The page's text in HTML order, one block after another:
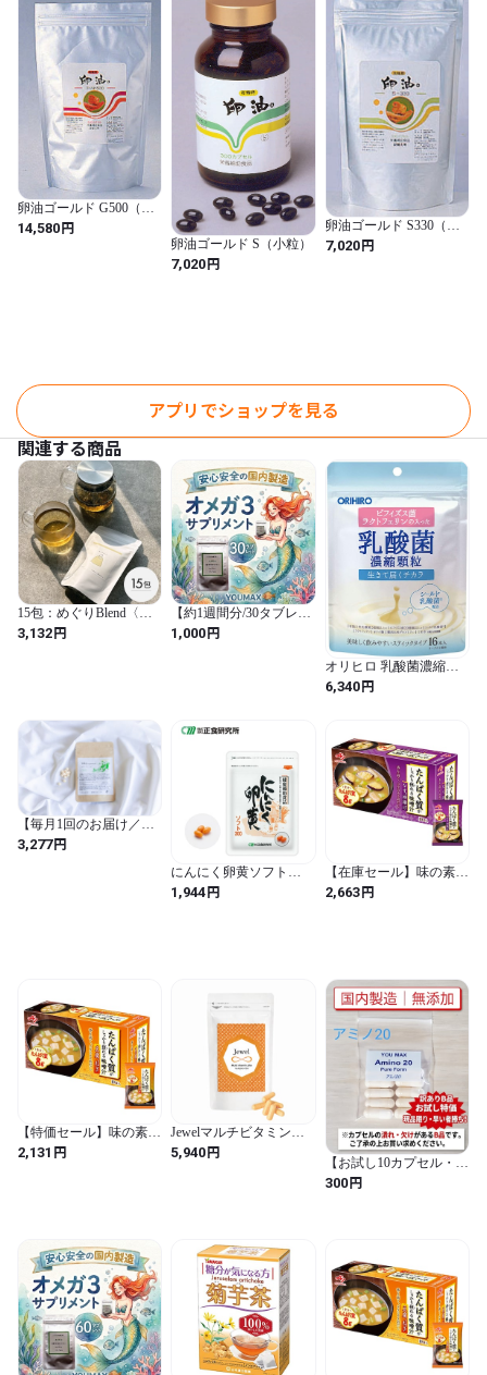
卵油ゴールド G500（お
徳用）
14,580円
卵油ゴールド S（小粒）
7,020円
卵油ゴールド S330（詰
替用）
7,020円
アプリでショップを見る
関連する商品
15包：めぐりBlend〈血
行を良くし巡りをサポー
ト〉
3,132円
【約1週間分/30タブレッ
ト】高品質オメガ3サプ
リメント（クリックポス
1,000円
オリヒロ 乳酸菌濃縮顆
粒 (ラクトフェリン配合)
1.0g×16包
6,340円
【毎月1回のお届け／
5％OFF】MビタミンC
3,277円
にんにく卵黄ソフト
300 62粒入り
1,944円
【在庫セール】味の素
たんぱく質 がしっかり
摂れる 味噌汁 なすと油
揚げ)
2,663円
【特価セール】味の素
たんぱく質 がしっかり
摂れる 味噌汁 豆腐とね
2,131 円
Jewelマルチビタミンプ
ラス
5,940円
【お試し10カプセル・訳
ありB品】アミノ20 全20
種のアミノ酸凝縮サプリ
300円